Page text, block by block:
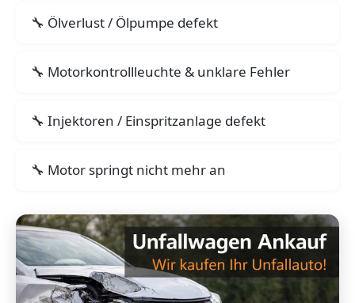
Ölverlust / Ölpumpe defekt
Motorkontrollleuchte & unklare Fehler
Injektoren / Einspritzanlage defekt
Motor springt nicht mehr an